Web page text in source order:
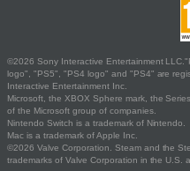
©2026 Sony Interactive Entertainment
logo", "PS5", "PS4 logo" and "PS4" are
Interactive Entertainment Inc.
Microsoft, the XBOX Sphere mark, the
of the Microsoft group of companies.
Nintendo Switch is a trademark of Nintendo.
Mac is a trademark of Apple Inc.
©2026 Valve Corporation. Steam and the
trademarks of Valve Corporation in the U.S.